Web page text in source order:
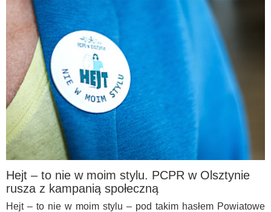
Hejt – to nie w moim stylu. PCPR w Olsztynie
rusza z kampanią społeczną
Hejt – to nie w moim stylu – pod takim hasłem Powiatowe